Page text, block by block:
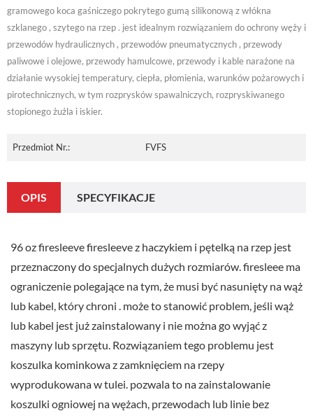
gramowego koca gaśniczego pokrytego gumą silikonową z włókna
szklanego , szytego na rzep . jest idealnym rozwiązaniem do ochrony węży i
przewodów hydraulicznych , przewodów pneumatycznych , przewody
paliwowe i olejowe, przewody hamulcowe, przewody i kable narażone na
działanie wysokiej temperatury, ciepła, płomienia, warunków pożarowych i
pirotechnicznych, w tym rozprysków spawalniczych, rozpryskiwanego
stopionego żużla i iskier.
Przedmiot Nr.: FVFS
OPIS SPECYFIKACJE
96 oz firesleeve firesleeve z haczykiem i pętelką na rzep jest
przeznaczony do specjalnych dużych rozmiarów. firesleee ma
ograniczenie polegające na tym, że musi być nasunięty na wąż
lub kabel, który chroni . może to stanowić problem, jeśli wąż
lub kabel jest już zainstalowany i nie można go wyjąć z
maszyny lub sprzętu. Rozwiązaniem tego problemu jest
koszulka kominkowa z zamknięciem na rzepy
wyprodukowana w tulei. pozwala to na zainstalowanie
koszulki ogniowej na wężach, przewodach lub linie bez